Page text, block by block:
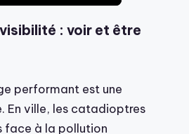
: voir et être
performant est une
En ville, les catadioptres
face à la pollution